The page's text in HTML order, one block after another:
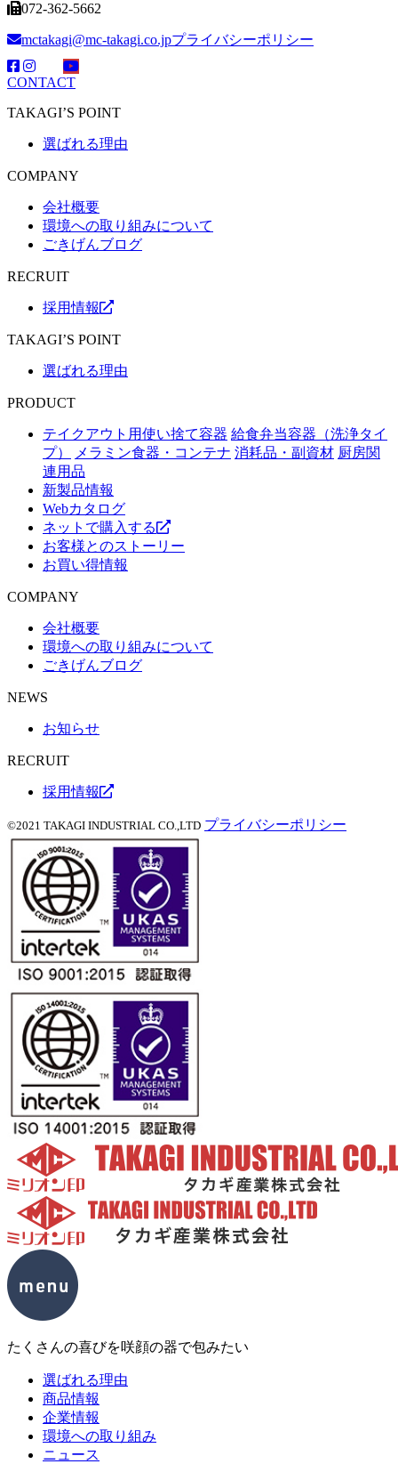
072-362-5662
mctakagi@mc-takagi.co.jpプライバシーポリシー
CONTACT
TAKAGI’S POINT
選ばれる理由
COMPANY
会社概要
環境への取り組みについて
ごきげんブログ
RECRUIT
採用情報
TAKAGI’S POINT
選ばれる理由
PRODUCT
テイクアウト用使い捨て容器 給食弁当容器（洗浄タイ
プ）
メラミン食器・コンテナ 消耗品・副資材 厨房関
連用品
新製品情報
Webカタログ
ネットで購入する
お客様とのストーリー
お買い得情報
COMPANY
会社概要
環境への取り組みについて
ごきげんブログ
NEWS
お知らせ
RECRUIT
採用情報
©2021 TAKAGI INDUSTRIAL CO.,LTD プライバシーポリシー
たくさんの喜びを咲顔の器で包みたい
選ばれる理由
商品情報
企業情報
環境への取り組み
ニュース